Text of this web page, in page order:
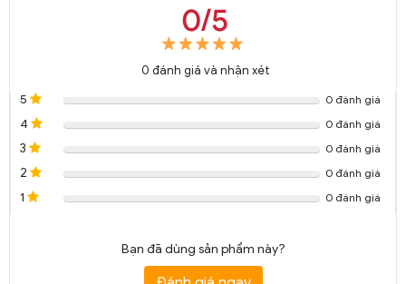
0/5
0 đánh giá và nhận xét
5
0 đánh giá
4 0 đánh giá
3 0 đánh giá
2 0 đánh giá
1 0 đánh giá
Bạn đã dùng sản phẩm này?